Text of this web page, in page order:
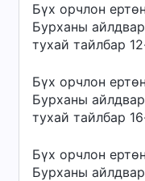
Бүх орчлон
Бурханы
тухай тайлбар
Бүх орчлон
Бурханы
тухай тайлбар
Бүх орчлон
Бурханы